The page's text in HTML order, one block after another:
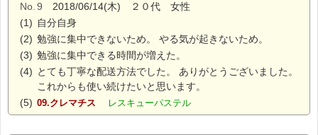
No. 9 2018/06/14(木) ２０代 女性
(1) 自分自身
(2) 勉強に集中できないため。 やる気が起きないため。
(3) 勉強に集中できる時間が増えた。
(4) とても丁寧な配送方法でした。 ありがとうございました。
これからも使い続けたいと思います。
(5) 09.クレマチス レスキューパステル